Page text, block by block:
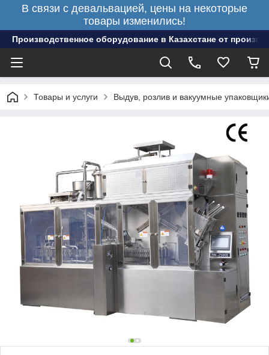
В связи с девальвацией, цены на некоторые
товары изменились!
Производственное оборудование в Казахстане от
Товары и услуги Выдув, розлив и вакуумные